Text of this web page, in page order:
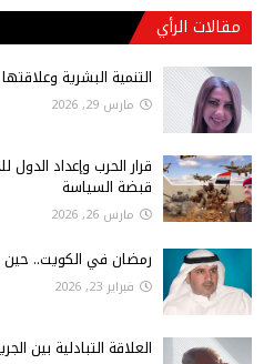
مقالات الرأي
التنمية البشرية
مارس 29, 2026
قرار الحرب وإعداد
قبضة السياسة
مارس 26, 2026
رمضان في الكويت.. حين
فبراير 23, 2026
العلاقة التبادلية بين